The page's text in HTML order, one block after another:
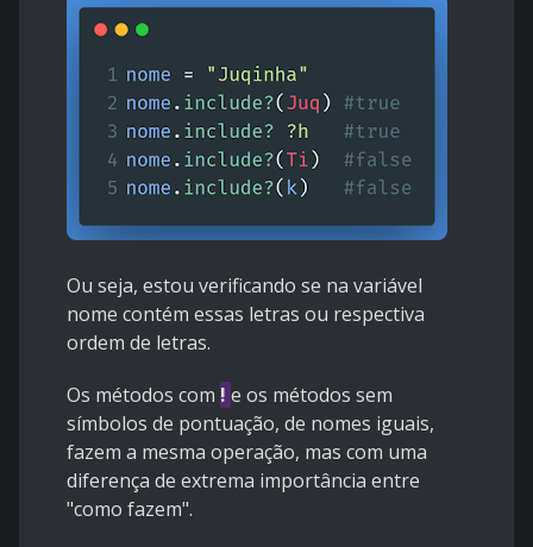
Ou seja, estou verificando se na variável
nome contém essas letras ou respectiva
ordem de letras.
Os métodos com ! e os métodos sem
símbolos de pontuação, de nomes iguais,
fazem a mesma operação, mas com uma
diferença de extrema importância entre
"como fazem".